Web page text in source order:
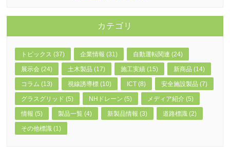
カテゴリ
トピックス (37) 企業情報 (31) 自動運転関連 (24)
展示会 (24) 土木製品 (17) 施工実績 (15) 新商品 (14)
コラム (13) 視線誘導標 (10) ICT (8) 安全施設製品 (7)
グラスグリッド (5) NHドレーン (5) メディア紹介 (5)
情報 (5) 製品一覧 (4) 新製品情報 (3) 道路標識 (2)
その他標識 (1)